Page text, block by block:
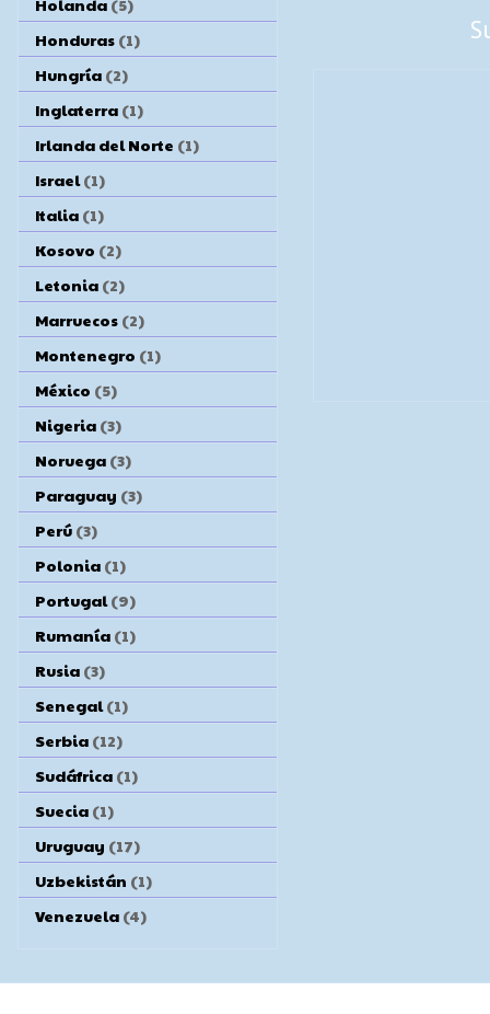
Honduras (1)
Hungría (2)
Inglaterra (1)
Irlanda del Norte (1)
Israel (1)
Italia (1)
Kosovo (2)
Letonia (2)
Marruecos (2)
Montenegro (1)
México (5)
Nigeria (3)
Noruega (3)
Paraguay (3)
Perú (3)
Polonia (1)
Portugal (9)
Rumanía (1)
Rusia (3)
Senegal (1)
Serbia (12)
Sudáfrica (1)
Suecia (1)
Uruguay (17)
Uzbekistán (1)
Venezuela (4)